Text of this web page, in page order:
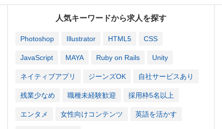
人気キーワードから求人を探す
Photoshop Illustrator HTML5 CSS
JavaScript MAYA Ruby on Rails Unity
ネイティブアプリ ジーンズOK 自社サービスあり
残業少なめ 職種未経験歓迎 採用枠5名以上
エンタメ 女性向けコンテンツ 英語を活かす